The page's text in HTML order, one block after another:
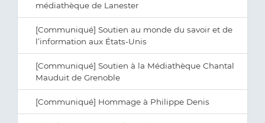
médiathèque de Lanester
[Communiqué] Soutien au monde du savoir et de
l’information aux États-Unis
[Communiqué] Soutien à la Médiathèque Chantal
Mauduit de Grenoble
[Communiqué] Hommage à Philippe Denis